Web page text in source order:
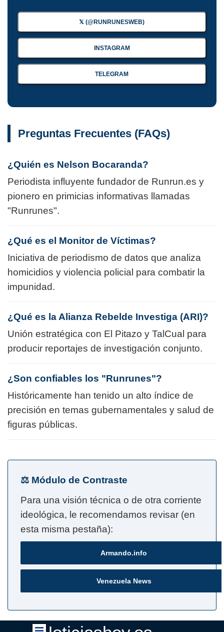
𝕏 (@RUNRUNESWEB)
INSTAGRAM
TELEGRAM
Preguntas Frecuentes (FAQs)
¿Quién es Nelson Bocaranda?
Periodista influyente fundador de Runrun.es y
pionero en primicias informativas llamadas
"Runrunes".
¿Qué es el Monitor de Víctimas?
Iniciativa de periodismo de datos que analiza
homicidios y violencia policial para combatir la
impunidad.
¿Qué es la Alianza Rebelde Investiga (ARI)?
Unión estratégica con El Pitazo y TalCual para
producir reportajes de investigación conjunto.
¿Son confiables los "Runrunes"?
Históricamente han tenido un alto índice de
precisión en temas gubernamentales y salud de
figuras públicas.
⚖️ Módulo de Contraste
Para una visión técnica o de otra corriente
ideológica, le recomendamos revisar (en
esta misma pestaña):
Armando.info
Venezuela News
Saltar menú